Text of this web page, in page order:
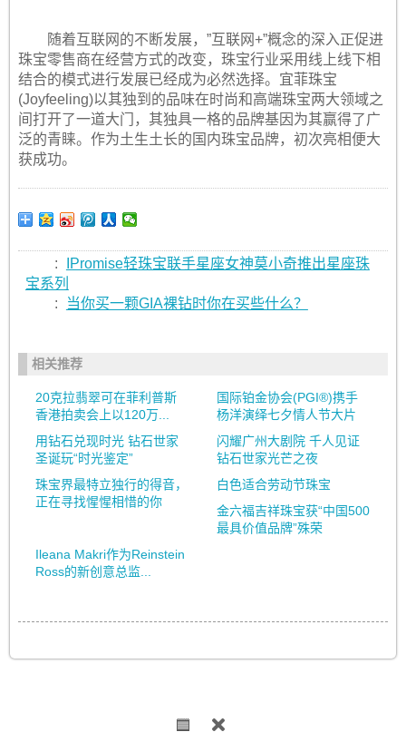
随着互联网的不断发展，”互联网+”概念的深入正促进
珠宝零售商在经营方式的改变，珠宝行业采用线上线下相
结合的模式进行发展已经成为必然选择。宜菲珠宝
(Joyfeeling)以其独到的品味在时尚和高端珠宝两大领域之
间打开了一道大门，其独具一格的品牌基因为其赢得了广
泛的青睐。作为土生土长的国内珠宝品牌，初次亮相便大
获成功。
:
IPromise轻珠宝联手星座女神莫小奇推出星座珠
宝系列
:
当你买一颗GIA裸钻时你在买些什么？
相关推荐
20克拉翡翠可在菲利普斯
香港拍卖会上以120万...
国际铂金协会(PGI®)携手
杨洋演绎七夕情人节大片
用钻石兑现时光 钻石世家
圣诞玩“时光鉴定”
闪耀广州大剧院 千人见证
钻石世家光芒之夜
珠宝界最特立独行的得音，
正在寻找惺惺相惜的你
白色适合劳动节珠宝
金六福吉祥珠宝获“中国500
最具价值品牌”殊荣
Ileana Makri作为Reinstein
Ross的新创意总监...